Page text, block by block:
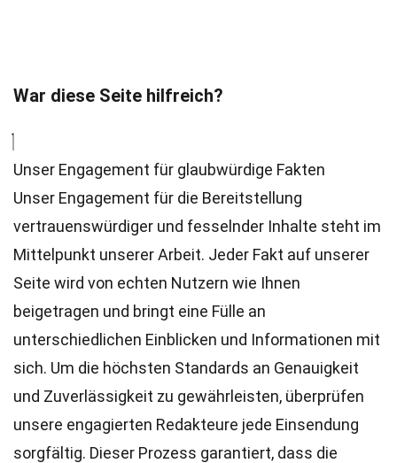
War diese Seite hilfreich?
Unser Engagement für glaubwürdige Fakten
Unser Engagement für die Bereitstellung
vertrauenswürdiger und fesselnder Inhalte steht im
Mittelpunkt unserer Arbeit. Jeder Fakt auf unserer
Seite wird von echten Nutzern wie Ihnen
beigetragen und bringt eine Fülle an
unterschiedlichen Einblicken und Informationen mit
sich. Um die höchsten Standards an Genauigkeit
und Zuverlässigkeit zu gewährleisten, überprüfen
unsere engagierten Redakteure jede Einsendung
sorgfältig. Dieser Prozess garantiert, dass die